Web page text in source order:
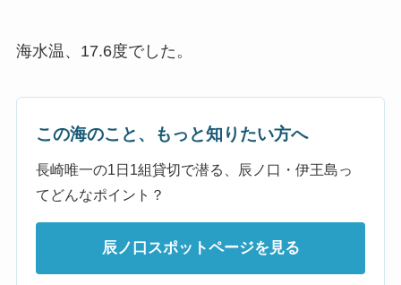
海水温、17.6度でした。
この海のこと、もっと知りたい方へ
長崎唯一の1日1組貸切で潜る、辰ノ口・伊王島っ
てどんなポイント？
辰ノ口スポットページを見る